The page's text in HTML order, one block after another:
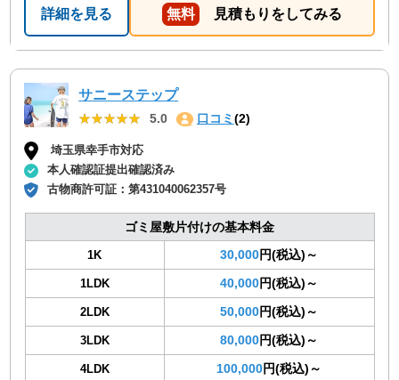
詳細を見る 無料 見積もりをしてみる
サニーステップ
★★★★★
★★★★★ 5.0 口コミ (2)
埼玉県幸手市対応
本人確認証提出確認済み
古物商許可証：第431040062357号
ゴミ屋敷片付けの基本料金
1K 30,000円(税込)～
1LDK 40,000円(税込)～
2LDK 50,000円(税込)～
3LDK 80,000円(税込)～
4LDK 100,000円(税込)～